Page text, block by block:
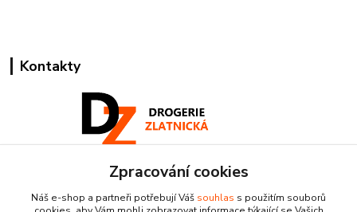
Kontakty
Pracovní doba:
+420 224 818 812
Po-Pá: 8:00-18:00 hod.
Zpracování cookies
Náš e-shop a partneři potřebují Váš souhlas s použitím souborů